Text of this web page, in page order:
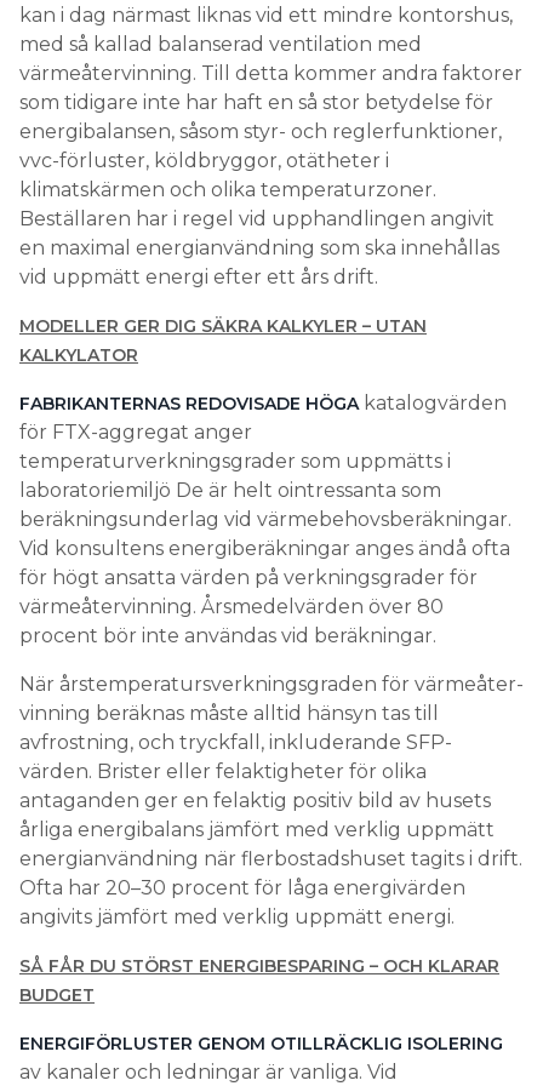
kan i dag närmast liknas vid ett mindre kontorshus,
med så kallad balanserad ventilation med
värmeåtervinning. Till detta kommer andra faktorer
som tidigare inte har haft en så stor betydelse för
energibalansen, såsom styr- och reglerfunktioner,
vvc-förluster, köldbryggor, otätheter i
klimatskärmen och olika temperaturzoner.
Beställaren har i regel vid upphandlingen angivit
en maximal energianvändning som ska innehållas
vid uppmätt energi efter ett års drift.
MODELLER GER DIG SÄKRA KALKYLER – UTAN
KALKYLATOR
FABRIKANTERNAS REDOVISADE HÖGAkatalogvärden
för FTX-aggregat anger
temperaturverkningsgrader som uppmätts i
laboratoriemiljö De är helt ointressanta som
beräkningsunderlag vid värmebehovsberäkningar.
Vid konsultens energiberäkningar anges ändå ofta
för högt ansatta värden på verkningsgrader för
värmeåtervinning. Årsmedelvärden över 80
procent bör inte användas vid beräkningar.
När årstemperatursverkningsgraden för värmeåter­
vinning beräknas måste alltid hänsyn tas till
avfrostning, och tryckfall, inkluderande SFP-
värden. Brister eller felaktigheter för olika
antaganden ger en felaktig positiv bild av husets
årliga energibalans jämfört med verklig uppmätt
energianvändning när flerbostadshuset tagits i drift.
Ofta har 20–30 procent för låga energivärden
angivits jämfört med verklig uppmätt energi.
SÅ FÅR DU STÖRST ENERGIBESPARING – OCH KLARAR
BUDGET
ENERGIFÖRLUSTER GENOM OTILLRÄCKLIG ISOLERING
av kanaler och ledningar är vanliga. Vid